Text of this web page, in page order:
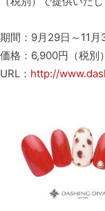
期間：9月29日～11月
価格：6,900円（税
URL： http://